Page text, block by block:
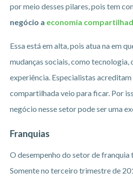
por meio desses pilares, pois tem
negócio a economia
Essa está em alta, pois atua na em
mudanças sociais, como
experiência. Especialistas acreditam
compartilhada veio para ficar. Por
negócio nesse setor pode ser uma
Franquias
O desempenho do setor de franquia
Somente no terceiro trimestre de